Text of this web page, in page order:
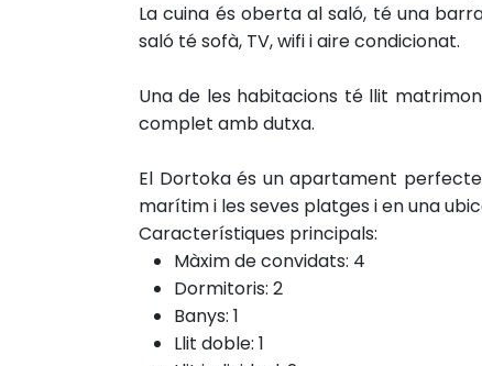
La cuina és oberta al saló, té una
saló té sofà, TV, wifi i aire condicionat.
Una de les habitacions té llit
complet amb dutxa.
El Dortoka és un apartament
marítim i les seves platges i en una
Característiques principals:
Màxim de convidats: 4
Dormitoris: 2
Banys: 1
Llit doble: 1